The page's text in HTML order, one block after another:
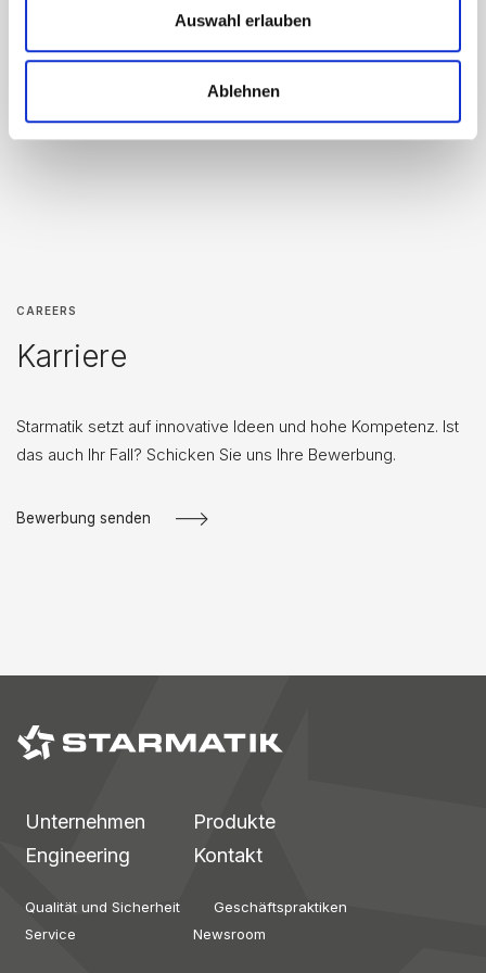
Auswahl erlauben
Ablehnen
CAREERS
Karriere
Starmatik setzt auf innovative Ideen und hohe Kompetenz. Ist
das auch Ihr Fall? Schicken Sie uns Ihre Bewerbung.
Bewerbung senden
Unternehmen
Produkte
Engineering
Kontakt
Qualität und Sicherheit
Geschäftspraktiken
Service
Newsroom